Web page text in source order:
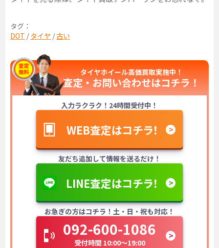
タグ：
DOT / タイヤ / 古い
タイヤホイール高価買取実施中！
査定・お問い合わせはコチラ！
入力ラクラク！24時間受付中！
WEB査定はコチラ！
友だち追加して情報を送るだけ！
LINE査定はコチラ！
お急ぎの方はコチラ！土・日・祝も対応！
092-600-1086
受付時間 10:00～19:00